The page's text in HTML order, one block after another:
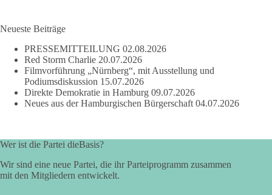
Neueste Beiträge
PRESSEMITTEILUNG 02.08.2026
Red Storm Charlie 20.07.2026
Filmvorführung „Nürnberg“, mit Ausstellung und
Podiumsdiskussion 15.07.2026
Direkte Demokratie in Hamburg 09.07.2026
Neues aus der Hamburgischen Bürgerschaft 04.07.2026
Wer ist die Partei dieBasis?
Wir sind eine neue Partei, die ihr Parteiprogramm zusammen
mit den Mitgliedern entwickelt.